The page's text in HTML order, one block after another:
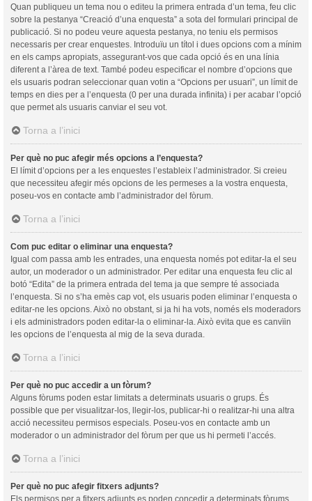
Quan publiqueu un tema nou o editeu la primera entrada d’un tema, feu clic
sobre la pestanya “Creació d’una enquesta” a sota del formulari principal de
publicació. Si no podeu veure aquesta pestanya, no teniu els permisos
necessaris per crear enquestes. Introduïu un títol i dues opcions com a mínim
en els camps apropiats, assegurant-vos que cada opció és en una línia
diferent a l’àrea de text. També podeu especificar el nombre d’opcions que
els usuaris podran seleccionar quan votin a “Opcions per usuari”, un límit de
temps en dies per a l’enquesta (0 per una durada infinita) i per acabar l’opció
que permet als usuaris canviar el seu vot.
Torna a l’inici
Per què no puc afegir més opcions a l’enquesta?
El límit d’opcions per a les enquestes l’estableix l’administrador. Si creieu
que necessiteu afegir més opcions de les permeses a la vostra enquesta,
poseu-vos en contacte amb l’administrador del fòrum.
Torna a l’inici
Com puc editar o eliminar una enquesta?
Igual com passa amb les entrades, una enquesta només pot editar-la el seu
autor, un moderador o un administrador. Per editar una enquesta feu clic al
botó “Edita” de la primera entrada del tema ja que sempre té associada
l’enquesta. Si no s’ha emès cap vot, els usuaris poden eliminar l’enquesta o
editar-ne les opcions. Això no obstant, si ja hi ha vots, només els moderadors
i els administradors poden editar-la o eliminar-la. Això evita que es canvïin
les opcions de l’enquesta al mig de la seva durada.
Torna a l’inici
Per què no puc accedir a un fòrum?
Alguns fòrums poden estar limitats a determinats usuaris o grups. És
possible que per visualitzar-los, llegir-los, publicar-hi o realitzar-hi una altra
acció necessiteu permisos especials. Poseu-vos en contacte amb un
moderador o un administrador del fòrum per que us hi permeti l’accés.
Torna a l’inici
Per què no puc afegir fitxers adjunts?
Els permisos per a fitxers adjunts es poden concedir a determinats fòrums,